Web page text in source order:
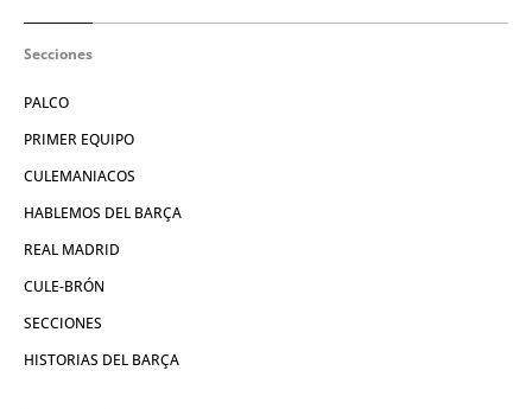
Secciones
PALCO
PRIMER EQUIPO
CULEMANIACOS
HABLEMOS DEL BARÇA
REAL MADRID
CULE-BRÓN
SECCIONES
HISTORIAS DEL BARÇA